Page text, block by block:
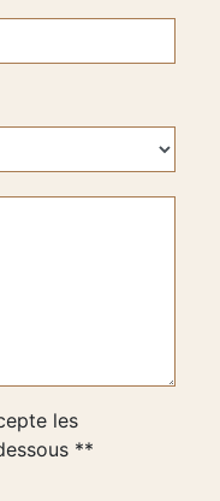
les
**